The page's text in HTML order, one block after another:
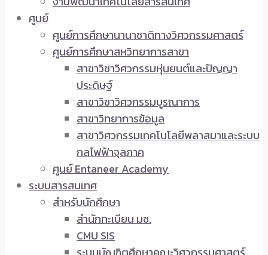
ศูนย์
ศูนย์การศึกษานานาชาติทางวิศวกรรมศาสตร์
ศูนย์การศึกษาสหวิทยาการสาขา
สาขาวิชาวิศวกรรมหุ่นยนต์และปัญญา
ประดิษฐ์
สาขาวิชาวิศวกรรมบูรณาการ
สาขาวิทยาการข้อมูล
สาขาวิศวกรรมเทคโนโลยีพลาสมาและระบบ
กลไฟฟ้าจุลภาค
ศูนย์ Entaneer Academy
ระบบสารสนเทศ
สำหรับนักศึกษา
สำนักทะเบียน มช.
CMU SIS